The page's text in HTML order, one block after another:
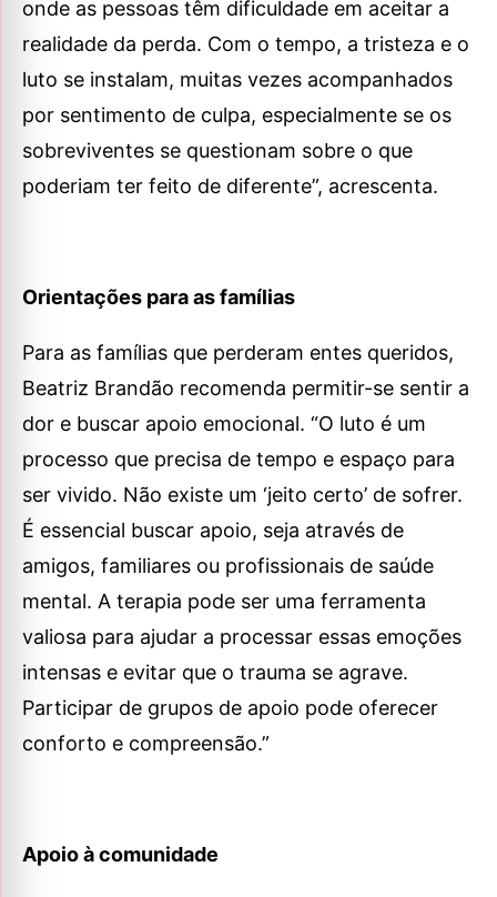
onde as pessoas têm dificuldade em aceitar a
realidade da perda. Com o tempo, a tristeza e o
luto se instalam, muitas vezes acompanhados
por sentimento de culpa, especialmente se os
sobreviventes se questionam sobre o que
poderiam ter feito de diferente”, acrescenta.
Orientações para as famílias
Para as famílias que perderam entes queridos,
Beatriz Brandão recomenda permitir-se sentir a
dor e buscar apoio emocional. “O luto é um
processo que precisa de tempo e espaço para
ser vivido. Não existe um ‘jeito certo’ de sofrer.
É essencial buscar apoio, seja através de
amigos, familiares ou profissionais de saúde
mental. A terapia pode ser uma ferramenta
valiosa para ajudar a processar essas emoções
intensas e evitar que o trauma se agrave.
Participar de grupos de apoio pode oferecer
conforto e compreensão.”
Apoio à comunidade